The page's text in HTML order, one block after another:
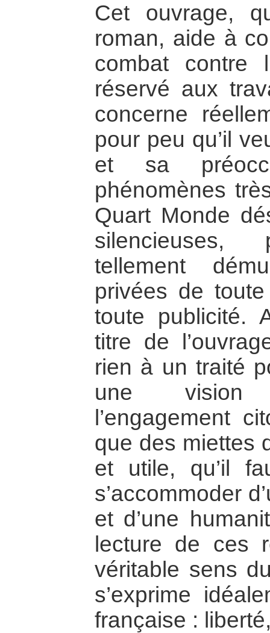
Cet ouvrage,
roman, aide à
combat contre
réservé aux
concerne
pour peu qu’il
et sa
phénomènes
Quart Monde
silencieuses,
tellement
privées de
toute publicité.
titre de
rien à un traité
une vision
l’engagement
que des miettes
et utile, qu’il
s’accommoder
et d’une
lecture de ces
véritable sens
s’exprime
française :